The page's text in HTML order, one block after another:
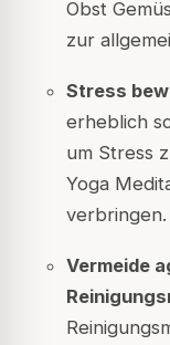
Obst
zur
Stress
erheblich
um Stress
Yoga
verbringen.
Vermeide